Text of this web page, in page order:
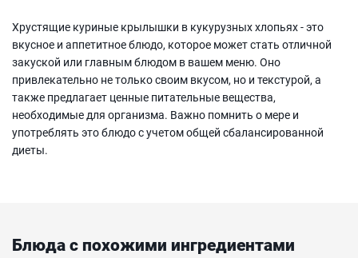
Хрустящие куриные крылышки в кукурузных хлопьях - это
вкусное и аппетитное блюдо, которое может стать отличной
закуской или главным блюдом в вашем меню. Оно
привлекательно не только своим вкусом, но и текстурой, а
также предлагает ценные питательные вещества,
необходимые для организма. Важно помнить о мере и
употреблять это блюдо с учетом общей сбалансированной
диеты.
Блюда с похожими ингредиентами